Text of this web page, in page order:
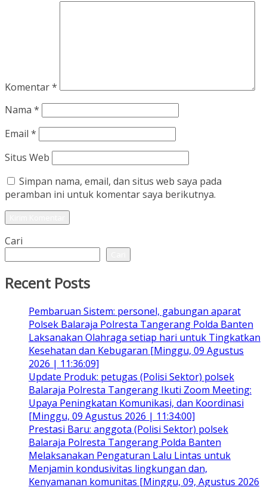
Komentar*
Nama *
Email *
Situs Web
Simpan nama, email, dan situs web saya pada
peramban ini untuk komentar saya berikutnya.
Cari
Recent Posts
Pembaruan Sistem: personel, gabungan aparat
Polsek Balaraja Polresta Tangerang Polda Banten
Laksanakan Olahraga setiap hari untuk Tingkatkan
Kesehatan dan Kebugaran [Minggu, 09 Agustus
2026 | 11:36:09]
Update Produk: petugas (Polisi Sektor) polsek
Balaraja Polresta Tangerang Ikuti Zoom Meeting:
Upaya Peningkatan Komunikasi, dan Koordinasi
[Minggu, 09 Agustus 2026 | 11:34:00]
Prestasi Baru: anggota (Polisi Sektor) polsek
Balaraja Polresta Tangerang Polda Banten
Melaksanakan Pengaturan Lalu Lintas untuk
Menjamin kondusivitas lingkungan dan,
Kenyamanan komunitas [Minggu, 09, Agustus 2026